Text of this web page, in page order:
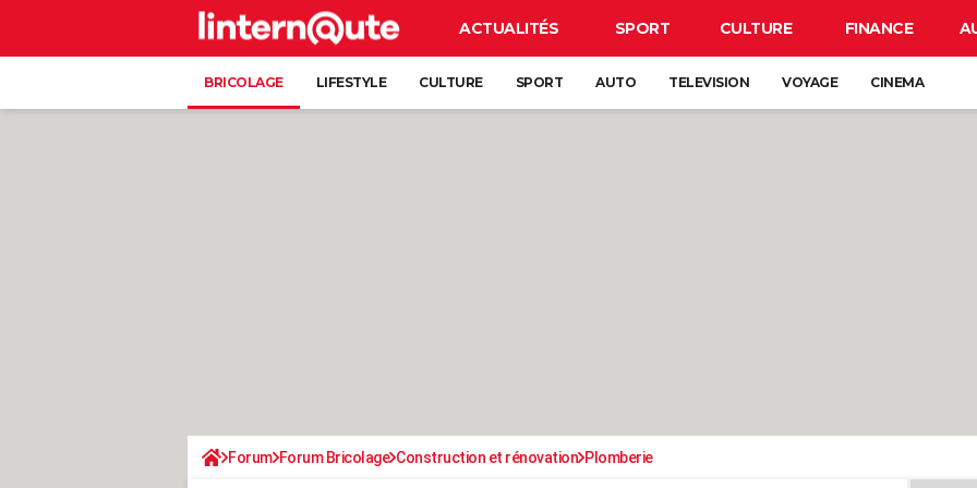
ACTUALITÉS SPORT CULTURE FINANCE
BRICOLAGE LIFESTYLE CULTURE SPORT AUTO TELEVISION VOYAGE CINEMA
Forum Forum Bricolage Construction et rénovation Plomberie